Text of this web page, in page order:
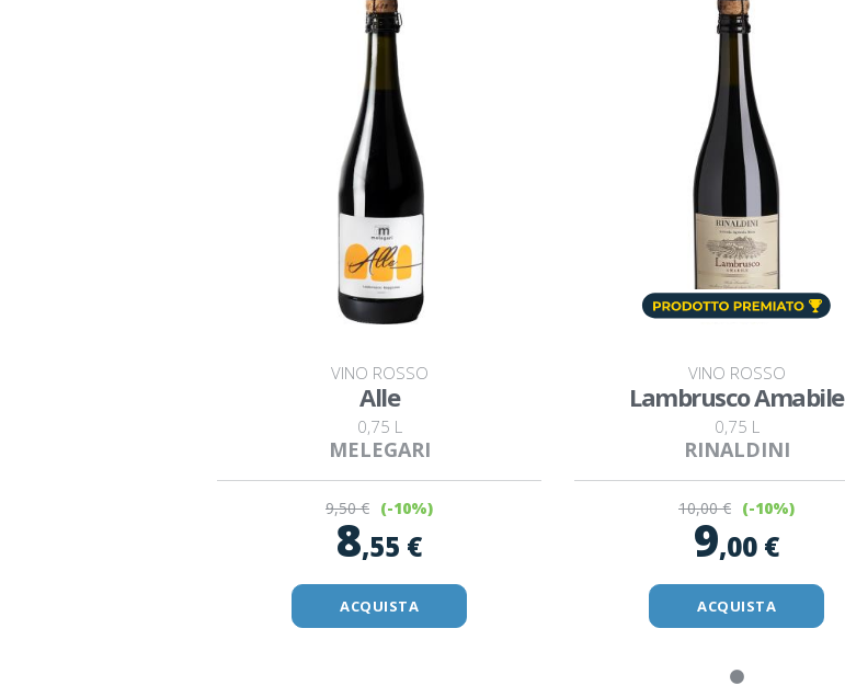
VINO ROSSO
Alle
0,75 L
MELEGARI
9,50 € (-10%)
8,55 €
ACQUISTA
VINO ROSSO
Lambrusco Amabile
0,75 L
RINALDINI
10,00 € (-10%)
9,00 €
ACQUISTA